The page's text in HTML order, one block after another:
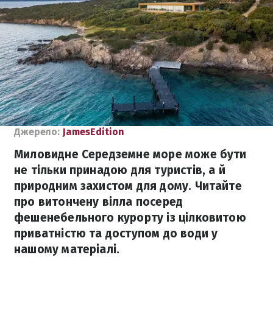
Джерело: JamesEdition
Миловидне Середземне море може бути
не тільки принадою для туристів, а й
природним захистом для дому. Читайте
про витончену вілла посеред
фешенебельного курорту із цілковитою
приватністю та доступом до води у
нашому матеріалі.